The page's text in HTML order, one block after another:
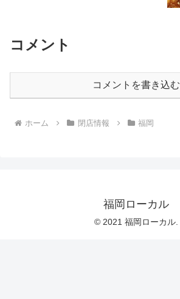
コメント
コメントを書き込む
ホーム 閉店情報 福岡
福岡ローカル
© 2021 福岡ローカル.